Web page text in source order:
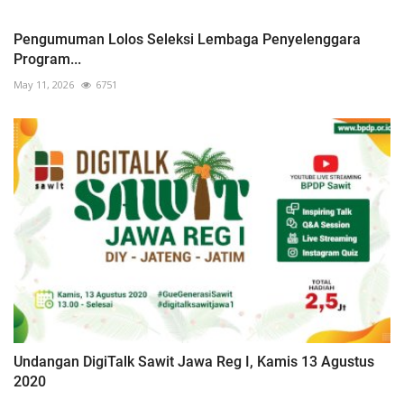
Pengumuman Lolos Seleksi Lembaga Penyelenggara
Program...
May 11, 2026 6751
Undangan DigiTalk Sawit Jawa Reg I, Kamis 13 Agustus
2020